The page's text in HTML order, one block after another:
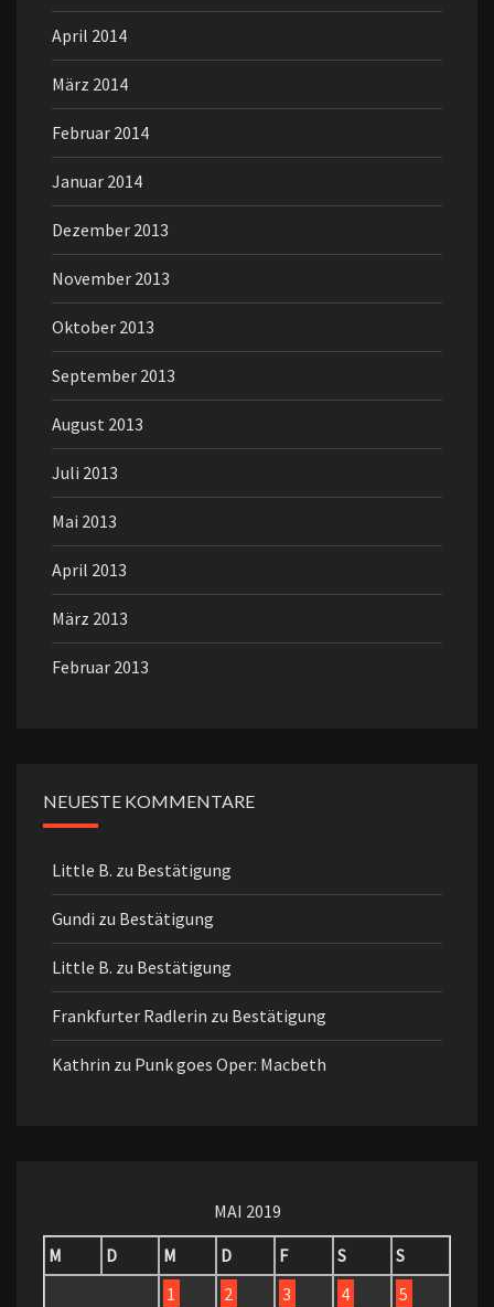
April 2014
März 2014
Februar 2014
Januar 2014
Dezember 2013
November 2013
Oktober 2013
September 2013
August 2013
Juli 2013
Mai 2013
April 2013
März 2013
Februar 2013
NEUESTE KOMMENTARE
Little B. zu Bestätigung
Gundi zu Bestätigung
Little B. zu Bestätigung
Frankfurter Radlerin zu Bestätigung
Kathrin zu Punk goes Oper: Macbeth
MAI 2019
M
D M D F S
S
1
2 3 4
5